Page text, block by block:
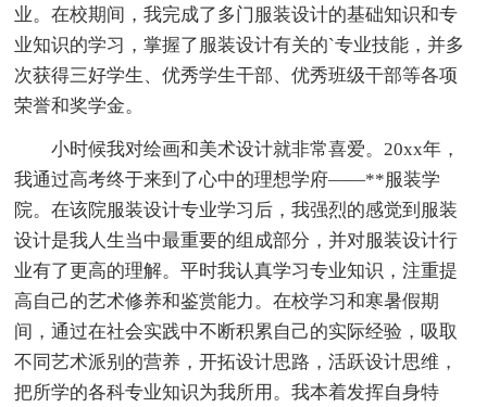
业。在校期间，我完成了多门服装设计的基础知识和专
业知识的学习，掌握了服装设计有关的`专业技能，并多
次获得三好学生、优秀学生干部、优秀班级干部等各项
荣誉和奖学金。
小时候我对绘画和美术设计就非常喜爱。20xx年，
我通过高考终于来到了心中的理想学府——**服装学
院。在该院服装设计专业学习后，我强烈的感觉到服装
设计是我人生当中最重要的组成部分，并对服装设计行
业有了更高的理解。平时我认真学习专业知识，注重提
高自己的艺术修养和鉴赏能力。在校学习和寒暑假期
间，通过在社会实践中不断积累自己的实际经验，吸取
不同艺术派别的营养，开拓设计思路，活跃设计思维，
把所学的各科专业知识为我所用。我本着发挥自身特